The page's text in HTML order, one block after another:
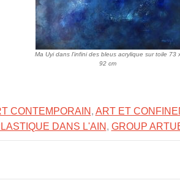
Ma Uyi dans l’infini des bleus acrylique sur toile 73
92 cm
CONTEMPORAIN , ART ET
DANS L'AIN , GROUP